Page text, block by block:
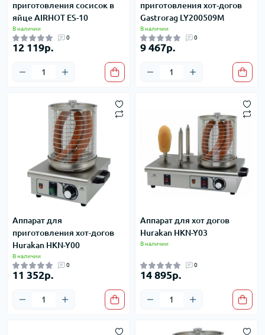
приготовления сосисок в
яйце AIRHOT ES-10
В наличии
0
12 119р.
приготовления хот-догов
Gastrorag LY200509M
В наличии
0
9 467р.
Аппарат для
приготовления хот-догов
Hurakan HKN-Y00
В наличии
0
11 352р.
Аппарат для хот догов
Hurakan HKN-Y03
В наличии
0
14 895р.